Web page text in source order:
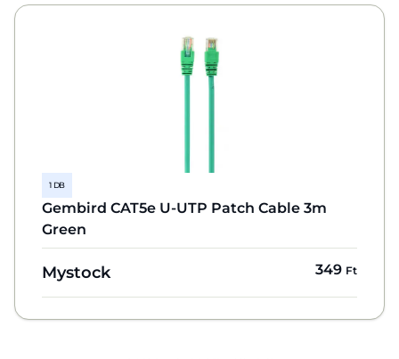
1 DB
Gembird CAT5e U-UTP Patch Cable 3m
Green
Mystock 349 Ft